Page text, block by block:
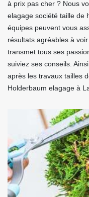
à prix pas cher ? Nous
elagage société taille de
équipes peuvent vous
résultats agréables à
transmet tous ses
suiviez ses conseils.
après les travaux tailles
Holderbaum elagage à